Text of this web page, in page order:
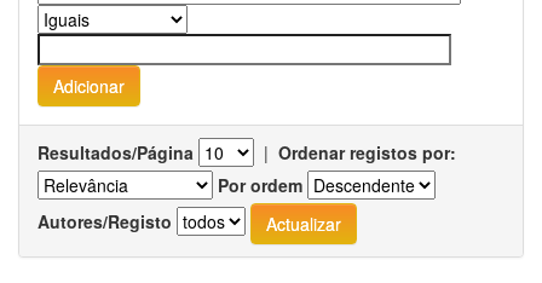
Resultados/Página | Ordenar registos por:
Por ordem
Autores/Registo